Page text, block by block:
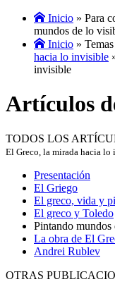
Inicio » Para
mundos de lo
Inicio »
hacia lo invisible
invisible
Artículos
TODOS LOS
El Greco, la mirada hacia
Presentación
El Griego
El greco, vida y
El greco y Toledo
Pintando
La obra de El
Andrei Rublev
OTRAS